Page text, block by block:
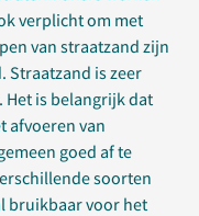
verplicht om met
van straatzand zijn
Straatzand is zeer
is belangrijk dat
afvoeren van
goed af te
soorten
bruikbaar voor het